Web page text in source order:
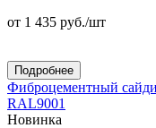
от 1 435 руб./шт
Подробнее
Фиброцементный
RAL9001
Новинка